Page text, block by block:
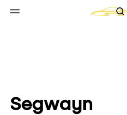
Skip to content
Segwayn